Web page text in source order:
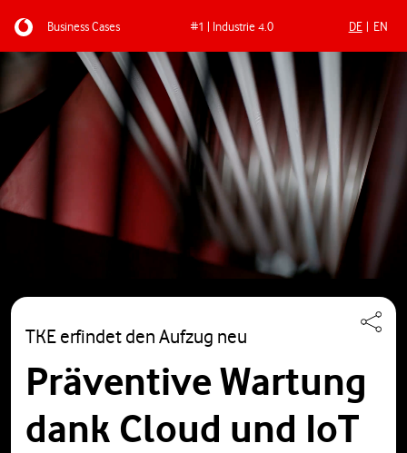
Direkt zum Inhalt
Business Cases #1 | Industrie 4.0 DE EN
TKE erfindet den Aufzug neu
Präventive Wartung
dank Cloud und IoT